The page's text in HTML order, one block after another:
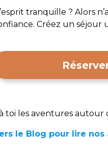
tranquille ? Alors
Créez un séjour
toi les aventures autour
le Blog pour lire nos